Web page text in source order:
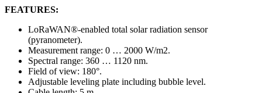
FEATURES:
LoRaWAN®-enabled total solar radiation sensor
(pyranometer).
Measurement range: 0 … 2000 W/m2.
Spectral range: 360 … 1120 nm.
Field of view: 180°.
Adjustable leveling plate including bubble level.